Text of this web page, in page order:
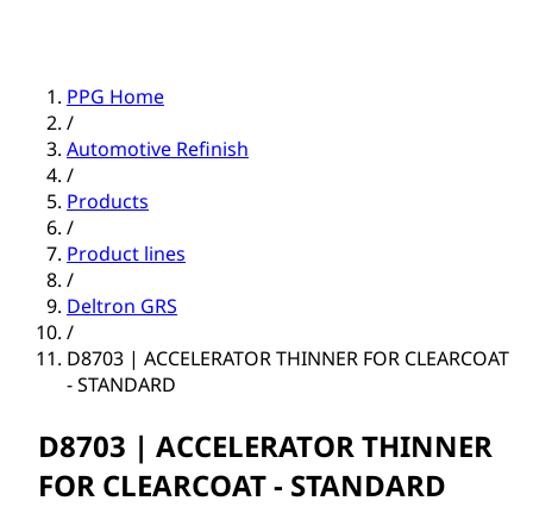
PPG Home
/
Automotive Refinish
/
Products
/
Product lines
/
Deltron GRS
/
D8703 | ACCELERATOR THINNER FOR CLEARCOAT
- STANDARD
D8703 | ACCELERATOR THINNER
FOR CLEARCOAT - STANDARD